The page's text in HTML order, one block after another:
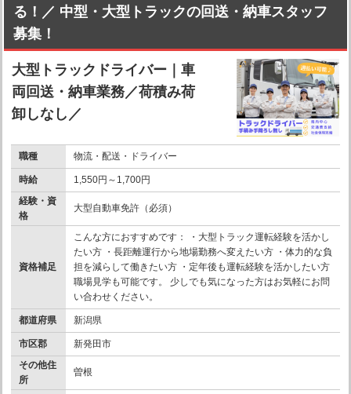
る！／ 中型・大型トラックの回送・納車スタッフ
募集！
大型トラックドライバー｜車
両回送・納車業務／荷積み荷
卸しなし／
職種 物流・配送・ドライバー
時給
1,550円～1,700円
経験・資
格
大型自動車免許（必須）
資格補足
こんな方におすすめです： ・大型トラック運転経験を活かし
たい方 ・長距離運行から地場勤務へ変えたい方 ・体力的な負
担を減らして働きたい方 ・定年後も運転経験を活かしたい方
職場見学も可能です。 少しでも気になった方はお気軽にお問
い合わせください。
都道府県 新潟県
市区郡
新発田市
その他住
所
曽根